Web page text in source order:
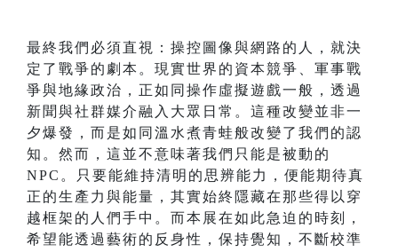
最終我們必須直視：操控圖像與網路的人，就決
定了戰爭的劇本。現實世界的資本競爭、軍事戰
爭與地緣政治，正如同操作虛擬遊戲一般，透過
新聞與社群媒介融入大眾日常。這種改變並非一
夕爆發，而是如同溫水煮青蛙般改變了我們的認
知。然而，這並不意味著我們只能是被動的
NPC。只要能維持清明的思辨能力，便能期待真
正的生產力與能量，其實始終隱藏在那些得以穿
越框架的人們手中。而本展在如此急迫的時刻，
希望能透過藝術的反身性，保持覺知，不斷校準